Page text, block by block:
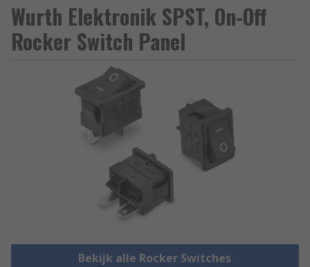
Wurth Elektronik SPST, On-Off
Rocker Switch Panel
Bekijk alle Rocker Switches